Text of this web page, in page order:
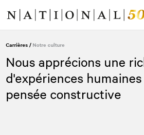
contenu
navigation
Carrières /Notre culture
Nous apprécions une
d'expériences
pensée constructive